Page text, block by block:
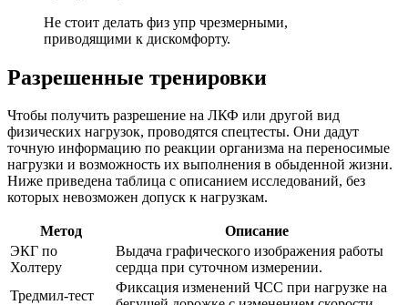
Не стоит делать физ упр чрезмерными,
приводящими к дискомфорту.
Разрешенные тренировки
Чтобы получить разрешение на ЛКФ или другой вид
физических нагрузок, проводятся спецтесты. Они дадут
точную информацию по реакции организма на переносимые
нагрузки и возможность их выполнения в обыденной жизни.
Ниже приведена таблица с описанием исследований, без
которых невозможен допуск к нагрузкам.
Метод
Описание
ЭКГ по
Холтеру
Выдача графического изображения работы
сердца при суточном измерении.
Тредмил-тест
Фиксация изменений ЧСС при нагрузке на